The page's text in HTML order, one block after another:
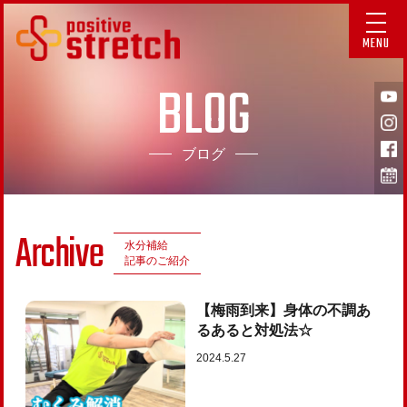
MENU
BLOG
ブログ
Archive
水分補給
記事のご紹介
【梅雨到来】身体の不調あ
るあると対処法☆
2024.5.27